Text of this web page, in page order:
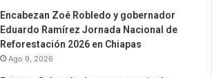
Encabezan Zoé Robledo y gobernador
Eduardo Ramírez Jornada Nacional de
Reforestación 2026 en Chiapas
Ago 9, 2026